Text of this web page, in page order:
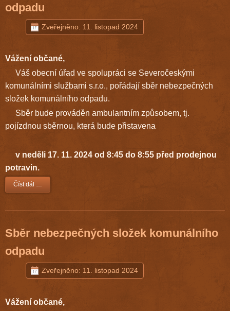
odpadu
Zveřejněno: 11. listopad 2024
Vážení občané,
Váš obecní úřad ve spolupráci se Severočeskými
komunálními službami s.r.o., pořádají sběr nebezpečných
složek komunálního odpadu.
Sběr bude prováděn ambulantním způsobem, tj.
pojízdnou sběrnou, která bude přistavena
v neděli 17. 11. 2024 od 8:45 do 8:55 před prodejnou
potravin.
Číst dál …
Sběr nebezpečných složek komunálního
odpadu
Zveřejněno: 11. listopad 2024
Vážení občané,